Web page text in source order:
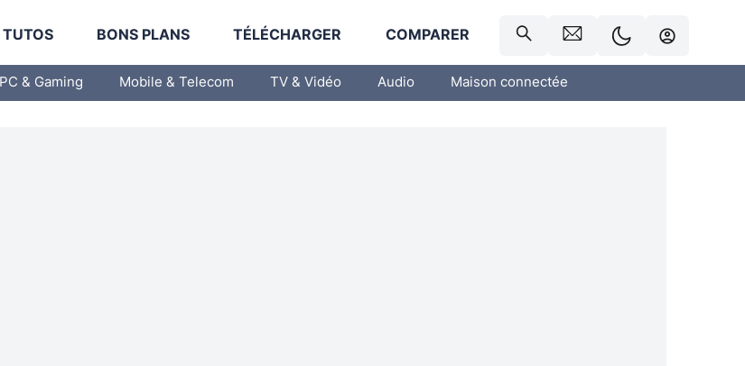
TUTOS BONS PLANS TÉLÉCHARGER COMPARER
PC & Gaming Mobile & Telecom TV & Vidéo Audio Maison connectée